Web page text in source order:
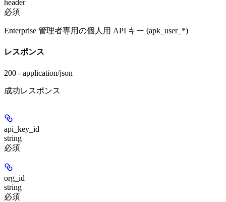
header
必須
Enterprise 管理者専用の個人用 API キー (apk_user_*)
レスポンス
200 - application/json
成功レスポンス
api_key_id
string
必須
org_id
string
必須